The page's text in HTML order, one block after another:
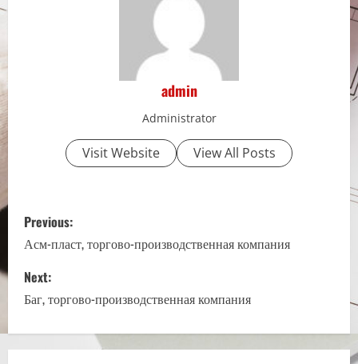
admin
Administrator
Visit Website View All Posts
P
o
s
t
Previous:
Асм-пласт, торгово-производственная компания
Next:
Баг, торгово-производственная компания